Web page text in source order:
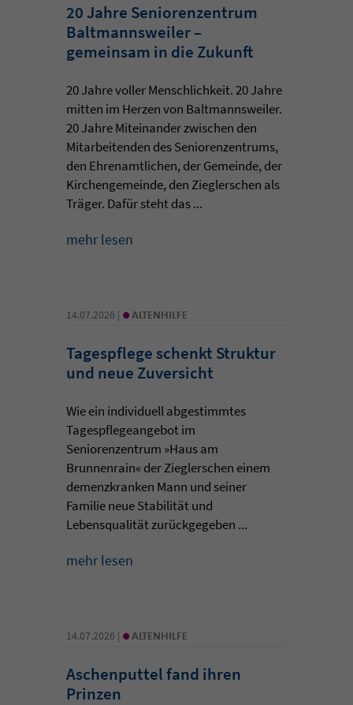
20 Jahre Seniorenzentrum
Baltmannsweiler –
gemeinsam in die Zukunft
20 Jahre voller Menschlichkeit. 20 Jahre
mitten im Herzen von Baltmannsweiler.
20 Jahre Miteinander zwischen den
Mitarbeitenden des Seniorenzentrums,
den Ehrenamtlichen, der Gemeinde, der
Kirchengemeinde, den Zieglerschen als
Träger. Dafür steht das ...
mehr lesen
14.07.2026 | • ALTENHILFE
Tagespflege schenkt Struktur
und neue Zuversicht
Wie ein individuell abgestimmtes
Tagespflegeangebot im
Seniorenzentrum »Haus am
Brunnenrain« der Zieglerschen einem
demenzkranken Mann und seiner
Familie neue Stabilität und
Lebensqualität zurückgegeben ...
mehr lesen
14.07.2026 | • ALTENHILFE
Aschenputtel fand ihren
Prinzen